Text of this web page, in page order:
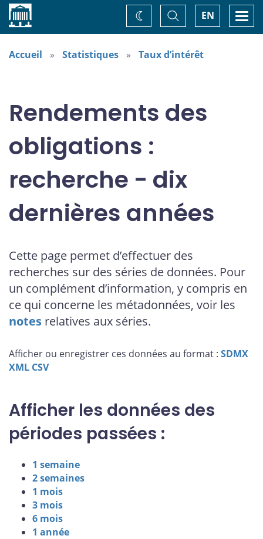
Accueil EN
Basculer
la
recherche
Changez
de
thème
Accueil Statistiques Taux d’intérêt
Rendements des
obligations :
recherche - dix
dernières années
Cette page permet d’effectuer des
recherches sur des séries de données. Pour
un complément d’information, y compris en
ce qui concerne les métadonnées, voir les
notes relatives aux séries.
Afficher ou enregistrer ces données au format : SDMX
XML CSV
Afficher les données des
périodes passées :
1 semaine
2 semaines
1 mois
3 mois
6 mois
1 année